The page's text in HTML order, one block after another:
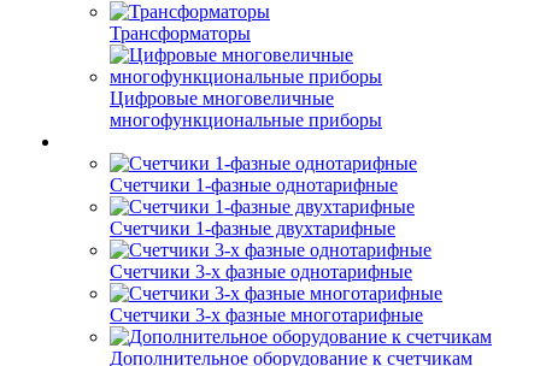
Трансформаторы
Цифровые многовеличные
многофункциональные приборы
Счетчики 1-фазные однотарифные
Счетчики 1-фазные двухтарифные
Счетчики 3-х фазные однотарифные
Счетчики 3-х фазные многотарифные
Дополнительное оборудование к счетчикам